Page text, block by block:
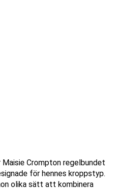
Crompton regelbundet
för hennes kroppstyp.
olika sätt att kombinera